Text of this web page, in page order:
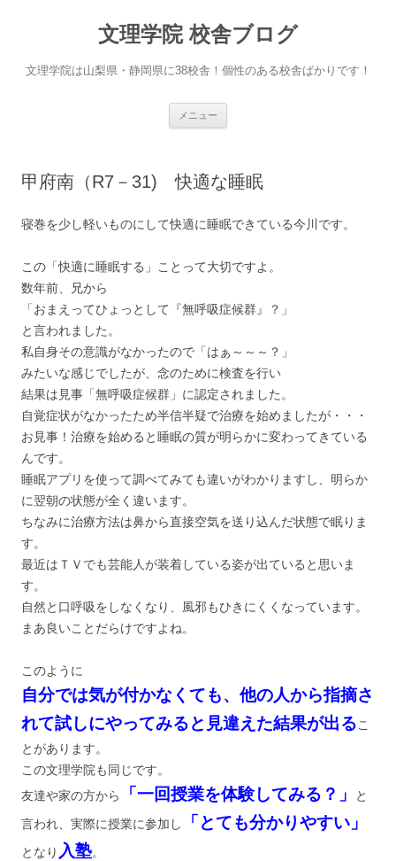
文理学院 校舎ブログ
文理学院は山梨県・静岡県に38校舎！個性のある校舎ばかりです！
メニュー
へ
ス
プ
甲府南（R7－31) 快適な睡眠
寝巻を少し軽いものにして快適に睡眠できている今川です。
この「快適に睡眠する」ことって大切ですよ。
数年前、兄から
「おまえってひょっとして『無呼吸症候群』？」
と言われました。
私自身その意識がなかったので「はぁ～～～？」
みたいな感じでしたが、念のために検査を行い
結果は見事「無呼吸症候群」に認定されました。
自覚症状がなかったため半信半疑で治療を始めましたが・・・
お見事！治療を始めると睡眠の質が明らかに変わってきている
んです。
睡眠アプリを使って調べてみても違いがわかりますし、明らか
に翌朝の状態が全く違います。
ちなみに治療方法は鼻から直接空気を送り込んだ状態で眠りま
す。
最近はＴＶでも芸能人が装着している姿が出ていると思いま
す。
自然と口呼吸をしなくなり、風邪もひきにくくなっています。
まあ良いことだらけですよね。
このように
自分では気が付かなくても、他の人から指摘さ
れて試しにやってみると見違えた結果が出るこ
とがあります。
この文理学院も同じです。
友達や家の方から
「一回授業を体験してみる？」
と
言われ、実際に授業に参加し
「とても分かりやすい」
となり 入塾。